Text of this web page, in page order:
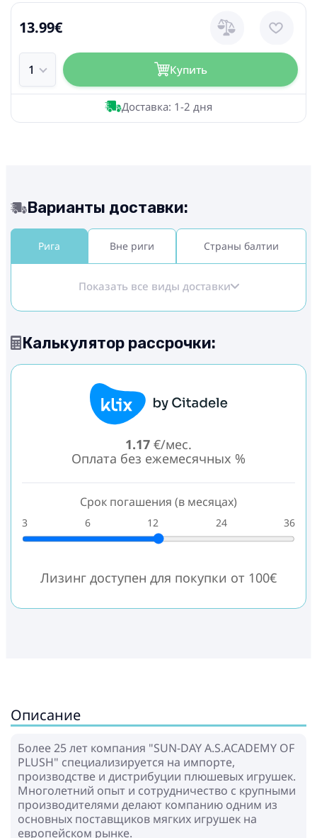
13.99€
Купить
Доставка: 1-2 дня
Варианты доставки:
Рига Вне риги Страны балтии
Показать все виды доставки
Калькулятор рассрочки:
1.17 €/мес.
Оплата без ежемесячных %
Срок погашения (в месяцах)
3 6 12 24 36
Лизинг доступен для покупки от 100€
Описание
Более 25 лет компания "SUN-DAY A.S.ACADEMY OF
PLUSH" специализируется на импорте,
производстве и дистрибуции плюшевых игрушек.
Многолетний опыт и сотрудничество с крупными
производителями делают компанию одним из
основных поставщиков мягких игрушек на
европейском рынке.